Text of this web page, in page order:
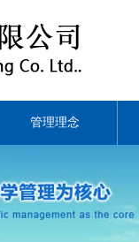
管理理念